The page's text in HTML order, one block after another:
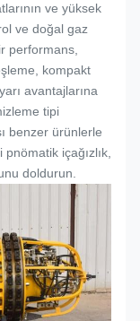
ve yüksek
ve doğal gaz
performans,
kompakt
avantajlarına
tipi
benzer ürünlerle
pnömatik içağızlık,
doldurun.